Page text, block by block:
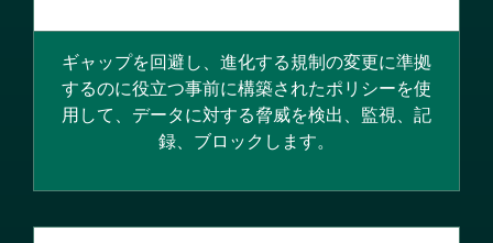
ギャップを回避し、進化する規制の変更に準拠
するのに役立つ事前に構築されたポリシーを使
用して、データに対する脅威を検出、監視、記
録、ブロックします。